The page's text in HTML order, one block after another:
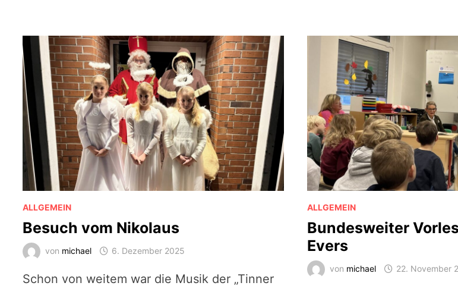
ALLGEMEIN
Besuch vom Nikolaus
von michael 6. Dezember 2025
Schon von weitem war die Musik der „Tinner
ALLGEMEIN
Bundesweiter
Evers
von michael 22. November